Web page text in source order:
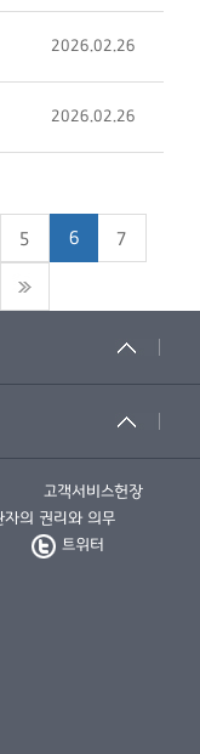
2026.02.26
2026.02.26
5 6 7
고객서비스헌장
자의 권리와 의무
트위터